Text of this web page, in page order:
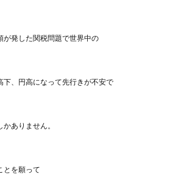
が発した関税問題で世界中の
下、円高になって先行きが不安で
ありません。
とを願って